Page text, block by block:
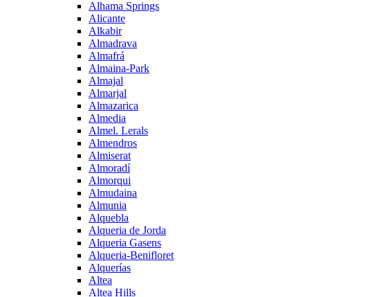
Alhama Springs
Alicante
Alkabir
Almadrava
Almafrá
Almaina-Park
Almajal
Almarjal
Almazarica
Almedia
Almel. Lerals
Almendros
Almiserat
Almoradí
Almorqui
Almudaina
Almunia
Alquebla
Alqueria de Jorda
Alqueria Gasens
Alqueria-Benifloret
Alquerías
Altea
Altea Hills